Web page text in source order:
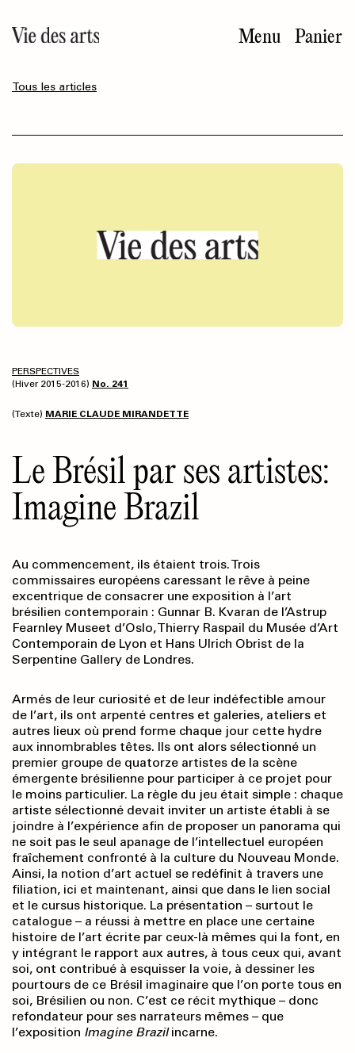
au
contenu
Menu Panier
Tous les articles
PERSPECTIVES
(Hiver 2015-2016) No. 241
(Texte) MARIE CLAUDE MIRANDETTE
Le Brésil par ses artistes:
Imagine Brazil
Au commencement, ils étaient trois. Trois
commissaires européens caressant le rêve à peine
excentrique de consacrer une exposition à l’art
brésilien contemporain : Gunnar B. Kvaran de l’Astrup
Fearnley Museet d’Oslo, Thierry Raspail du Musée d’Art
Contemporain de Lyon et Hans Ulrich Obrist de la
Serpentine Gallery de Londres.
Armés de leur curiosité et de leur indéfectible amour
de l’art, ils ont arpenté centres et galeries, ateliers et
autres lieux où prend forme chaque jour cette hydre
aux innombrables têtes. Ils ont alors sélectionné un
premier groupe de quatorze artistes de la scène
émergente brésilienne pour participer à ce projet pour
le moins particulier. La règle du jeu était simple : chaque
artiste sélectionné devait inviter un artiste établi à se
joindre à l’expérience afin de proposer un panorama qui
ne soit pas le seul apanage de l’intellectuel européen
fraîchement confronté à la culture du Nouveau Monde.
Ainsi, la notion d’art actuel se redéfinit à travers une
filiation, ici et maintenant, ainsi que dans le lien social
et le cursus historique. La présentation – surtout le
catalogue – a réussi à mettre en place une certaine
histoire de l’art écrite par ceux-là mêmes qui la font, en
y intégrant le rapport aux autres, à tous ceux qui, avant
soi, ont contribué à esquisser la voie, à dessiner les
pourtours de ce Brésil imaginaire que l’on porte tous en
soi, Brésilien ou non. C’est ce récit mythique – donc
refondateur pour ses narrateurs mêmes – que
l’exposition Imagine Brazil incarne.